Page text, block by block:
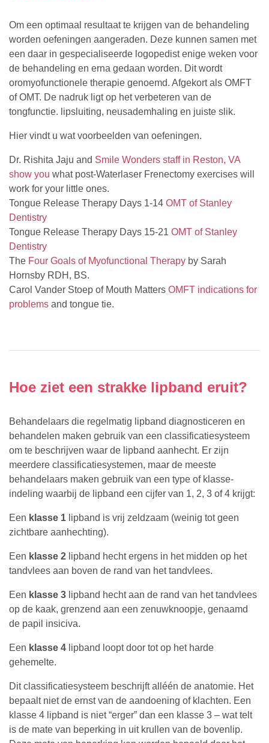
Om een optimaal resultaat te krijgen van de behandeling
worden oefeningen aangeraden. Deze kunnen samen met
een daar in gespecialiseerde logopedist enige weken voor
de behandeling en erna gedaan worden. Dit wordt
oromyofunctionele therapie genoemd. Afgekort als OMFT
of OMT. De nadruk ligt op het verbeteren van de
tongfunctie. lipsluiting, neusademhaling en juiste slik.
Hier vindt u wat voorbeelden van oefeningen.
Dr. Rishita Jaju and Smile Wonders staff in Reston, VA
show you what post-Waterlaser Frenectomy exercises will
work for your little ones.
Tongue Release Therapy Days 1-14 OMT of Stanley
Dentistry
Tongue Release Therapy Days 15-21 OMT of Stanley
Dentistry
The Four Goals of Myofunctional Therapy by Sarah
Hornsby RDH, BS.
Carol Vander Stoep of Mouth Matters OMFT indications for
problems and tongue tie.
Hoe ziet een strakke lipband eruit?
Behandelaars die regelmatig lipband diagnosticeren en
behandelen maken gebruik van een classificatiesysteem
om te beschrijven waar de lipband aanhecht. Er zijn
meerdere classificatiesystemen, maar de meeste
behandelaars maken gebruik van een type of klasse-
indeling waarbij de lipband een cijfer van 1, 2, 3 of 4 krijgt:
Een klasse 1 lipband is vrij zeldzaam (weinig tot geen
zichtbare aanhechting).
Een klasse 2 lipband hecht ergens in het midden op het
tandvlees aan boven de rand van het tandvlees.
Een klasse 3 lipband hecht aan de rand van het tandvlees
op de kaak, grenzend aan een zenuwknoopje, genaamd
de papil insiciva.
Een klasse 4 lipband loopt door tot op het harde
gehemelte.
Dit classificatiesysteem beschrijft alléén de anatomie. Het
bepaalt niet de ernst van de aandoening of klachten. Een
klasse 4 lipband is niet “erger” dan een klasse 3 – wat telt
is de mate van beperking in uit krullen van de bovenlip.